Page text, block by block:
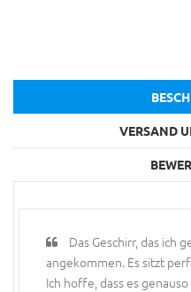
VERSAND
Das Geschirr, das ich
angekommen. Es sitzt
Ich hoffe, dass es